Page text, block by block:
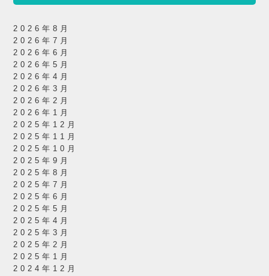
2026年8月
2026年7月
2026年6月
2026年5月
2026年4月
2026年3月
2026年2月
2026年1月
2025年12月
2025年11月
2025年10月
2025年9月
2025年8月
2025年7月
2025年6月
2025年5月
2025年4月
2025年3月
2025年2月
2025年1月
2024年12月